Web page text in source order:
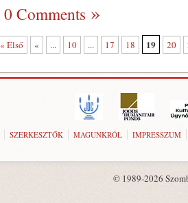
0 Comments
« Első « ... 10 ... 17 18 19 20
SZERKESZTŐK MAGUNKRÓL IMPRESSZUM
© 1989-2026